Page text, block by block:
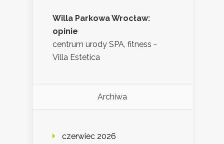
Willa Parkowa Wrocław:
opinie
centrum urody SPA, fitness -
Villa Estetica
Archiwa
czerwiec 2026